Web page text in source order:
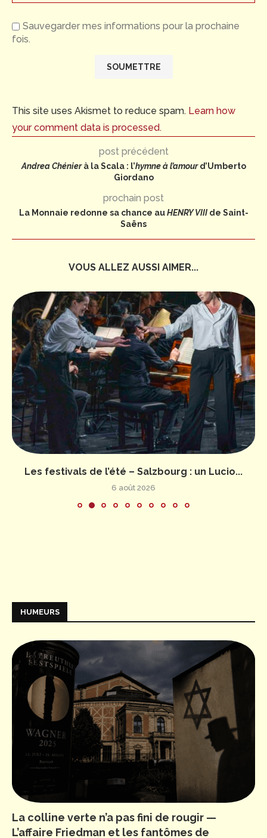
Sauvegarder mes informations pour la prochaine
fois.
This site uses Akismet to reduce spam. Learn how
your comment data is processed.
post précédent
Andrea Chénierà la Scala : l’hymne à l’amourd’Umberto
Giordano
prochain post
La Monnaie redonne sa chance auHENRY VIIIde Saint-
Saëns
VOUS ALLEZ AUSSI AIMER...
Les festivals de l’été – Salzbourg : un Lucio...
6 août 2026
HUMEURS
La colline verte n’a pas fini de rougir —
L’affaire Friedman et les fantômes de